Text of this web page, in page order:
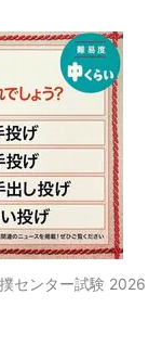
センター試験 2026